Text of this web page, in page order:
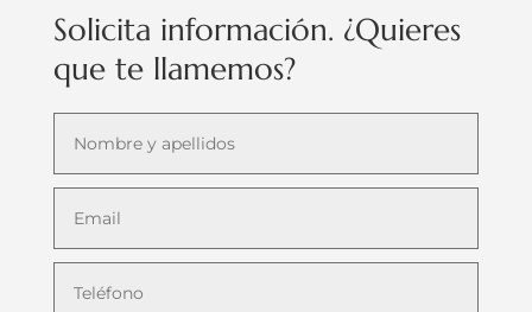
Solicita información. ¿Quieres
que te llamemos?